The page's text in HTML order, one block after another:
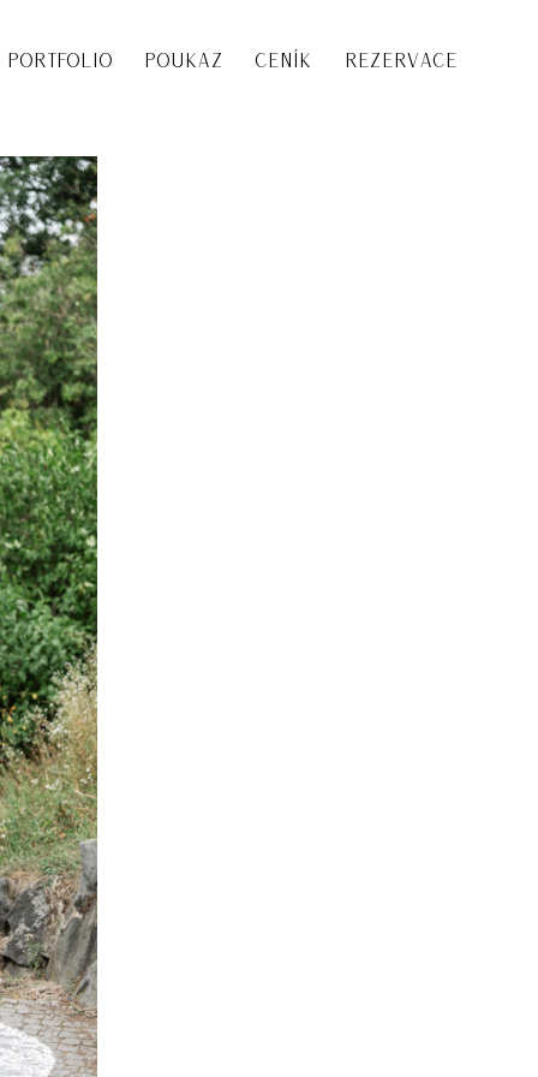
PORTFOLIO POUKAZ CENÍK REZERVACE